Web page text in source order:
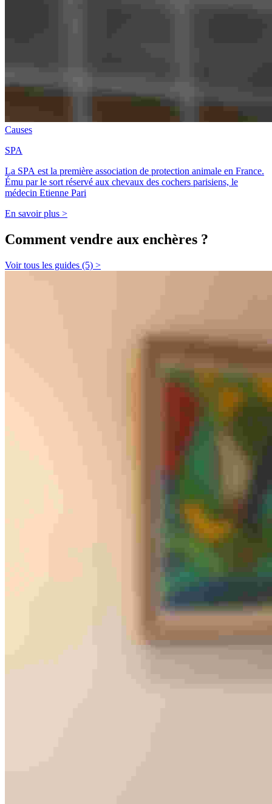
Causes
SPA
La SPA est la première association de protection animale en France.
Ému par le sort réservé aux chevaux des cochers parisiens, le
médecin Etienne Pari
En savoir plus >
Comment vendre aux enchères ?
Voir tous les guides (5) >